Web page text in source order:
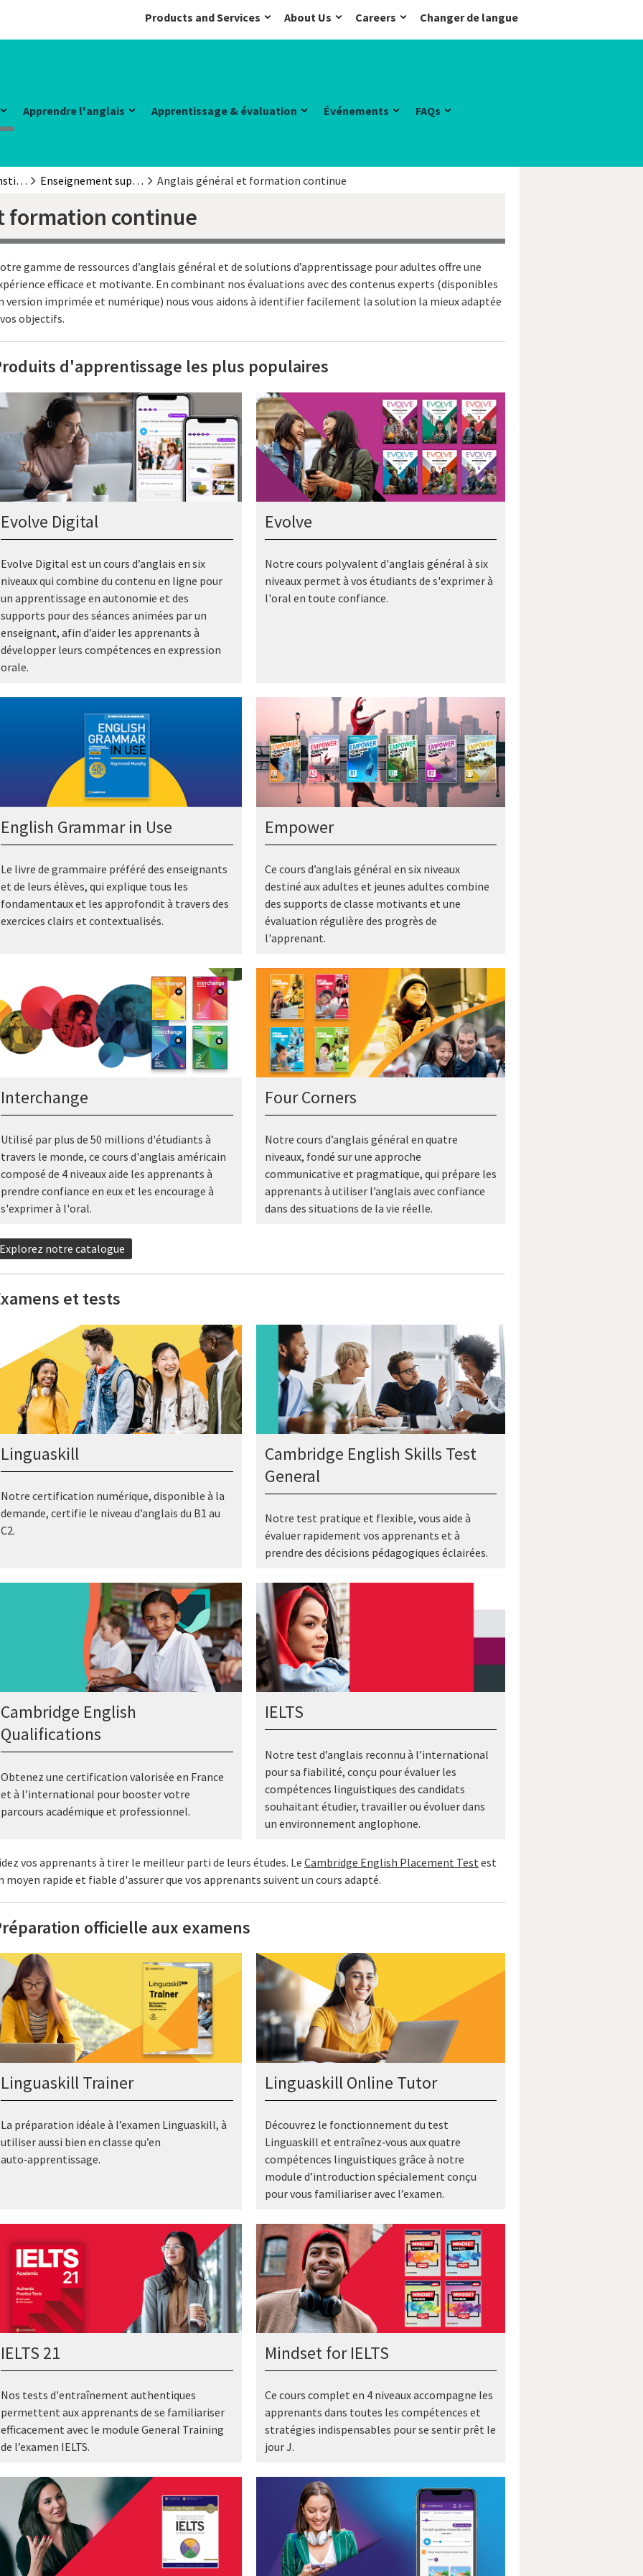
Products and Services About Us Careers Changer de langue
Apprendre l'anglais Apprentissage & évaluation Événements FAQs
Educateurs et institutions Enseignement supérieur et formation continue Anglais général et formation continue
formation continue
gamme de ressources d’anglais général et de solutions d’apprentissage pour adultes offre une
efficace et motivante. En combinant nos évaluations avec des contenus experts (disponibles
version imprimée et numérique) nous vous aidons à identifier facilement la solution la mieux adaptée
objectifs.
d'apprentissage les plus populaires
Evolve Digital
Evolve Digital est un cours d’anglais en six
niveaux qui combine du contenu en ligne pour
un apprentissage en autonomie et des
supports pour des séances animées par un
enseignant, afin d’aider les apprenants à
développer leurs compétences en expression
orale.
Evolve
Notre cours polyvalent d'anglais général à six
niveaux permet à vos étudiants de s'exprimer à
l'oral en toute confiance.
English Grammar in Use
Le livre de grammaire préféré des enseignants
et de leurs élèves, qui explique tous les
fondamentaux et les approfondit à travers des
exercices clairs et contextualisés.
Empower
Ce cours d’anglais général en six niveaux
destiné aux adultes et jeunes adultes combine
des supports de classe motivants et une
évaluation régulière des progrès de
l'apprenant.
Interchange
Utilisé par plus de 50 millions d'étudiants à
travers le monde, ce cours d'anglais américain
composé de 4 niveaux aide les apprenants à
prendre confiance en eux et les encourage à
s'exprimer à l'oral.
Four Corners
Notre cours d’anglais général en quatre
niveaux, fondé sur une approche
communicative et pragmatique, qui prépare les
apprenants à utiliser l’anglais avec confiance
dans des situations de la vie réelle.
Explorez notre catalogue
et tests
Linguaskill
Notre certification numérique, disponible à la
demande, certifie le niveau d’anglais du B1 au
C2.
Cambridge English Skills Test
General
Notre test pratique et flexible, vous aide à
évaluer rapidement vos apprenants et à
prendre des décisions pédagogiques éclairées.
Cambridge English
Qualifications
Obtenez une certification valorisée en France
et à l’international pour booster votre
parcours académique et professionnel.
IELTS
Notre test d’anglais reconnu à l’international
pour sa fiabilité, conçu pour évaluer les
compétences linguistiques des candidats
souhaitant étudier, travailler ou évoluer dans
un environnement anglophone.
vos apprenants à tirer le meilleur parti de leurs études. Le Cambridge English Placement Test est
moyen rapide et fiable d'assurer que vos apprenants suivent un cours adapté.
officielle aux examens
Linguaskill Trainer
La préparation idéale à l’examen Linguaskill, à
utiliser aussi bien en classe qu’en
auto‑apprentissage.
Linguaskill Online Tutor
Découvrez le fonctionnement du test
Linguaskill et entraînez‑vous aux quatre
compétences linguistiques grâce à notre
module d’introduction spécialement conçu
pour vous familiariser avec l’examen.
IELTS 21
Nos tests d'entraînement authentiques
permettent aux apprenants de se familiariser
efficacement avec le module General Training
de l’examen IELTS.
Mindset for IELTS
Ce cours complet en 4 niveaux accompagne les
apprenants dans toutes les compétences et
stratégies indispensables pour se sentir prêt le
jour J.